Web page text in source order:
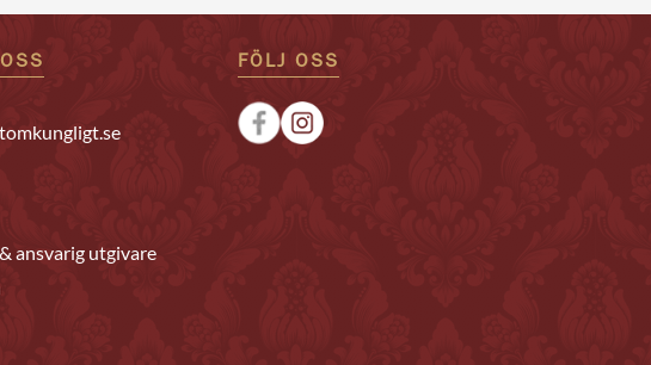
ansvarig utgivare
FÖLJ OSS